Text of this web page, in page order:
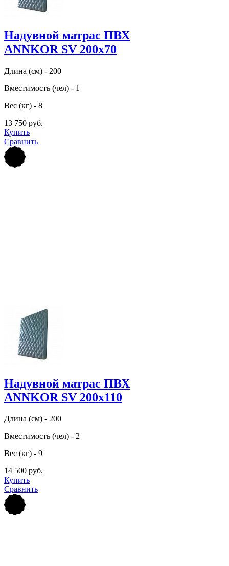
Надувной матрас ПВХ
ANNKOR SV 200х70
Длина (см) - 200
Вместимость (чел) - 1
Вес (кг) - 8
13 750 руб.
Купить
Сравнить
Надувной матрас ПВХ
ANNKOR SV 200х110
Длина (см) - 200
Вместимость (чел) - 2
Вес (кг) - 9
14 500 руб.
Купить
Сравнить